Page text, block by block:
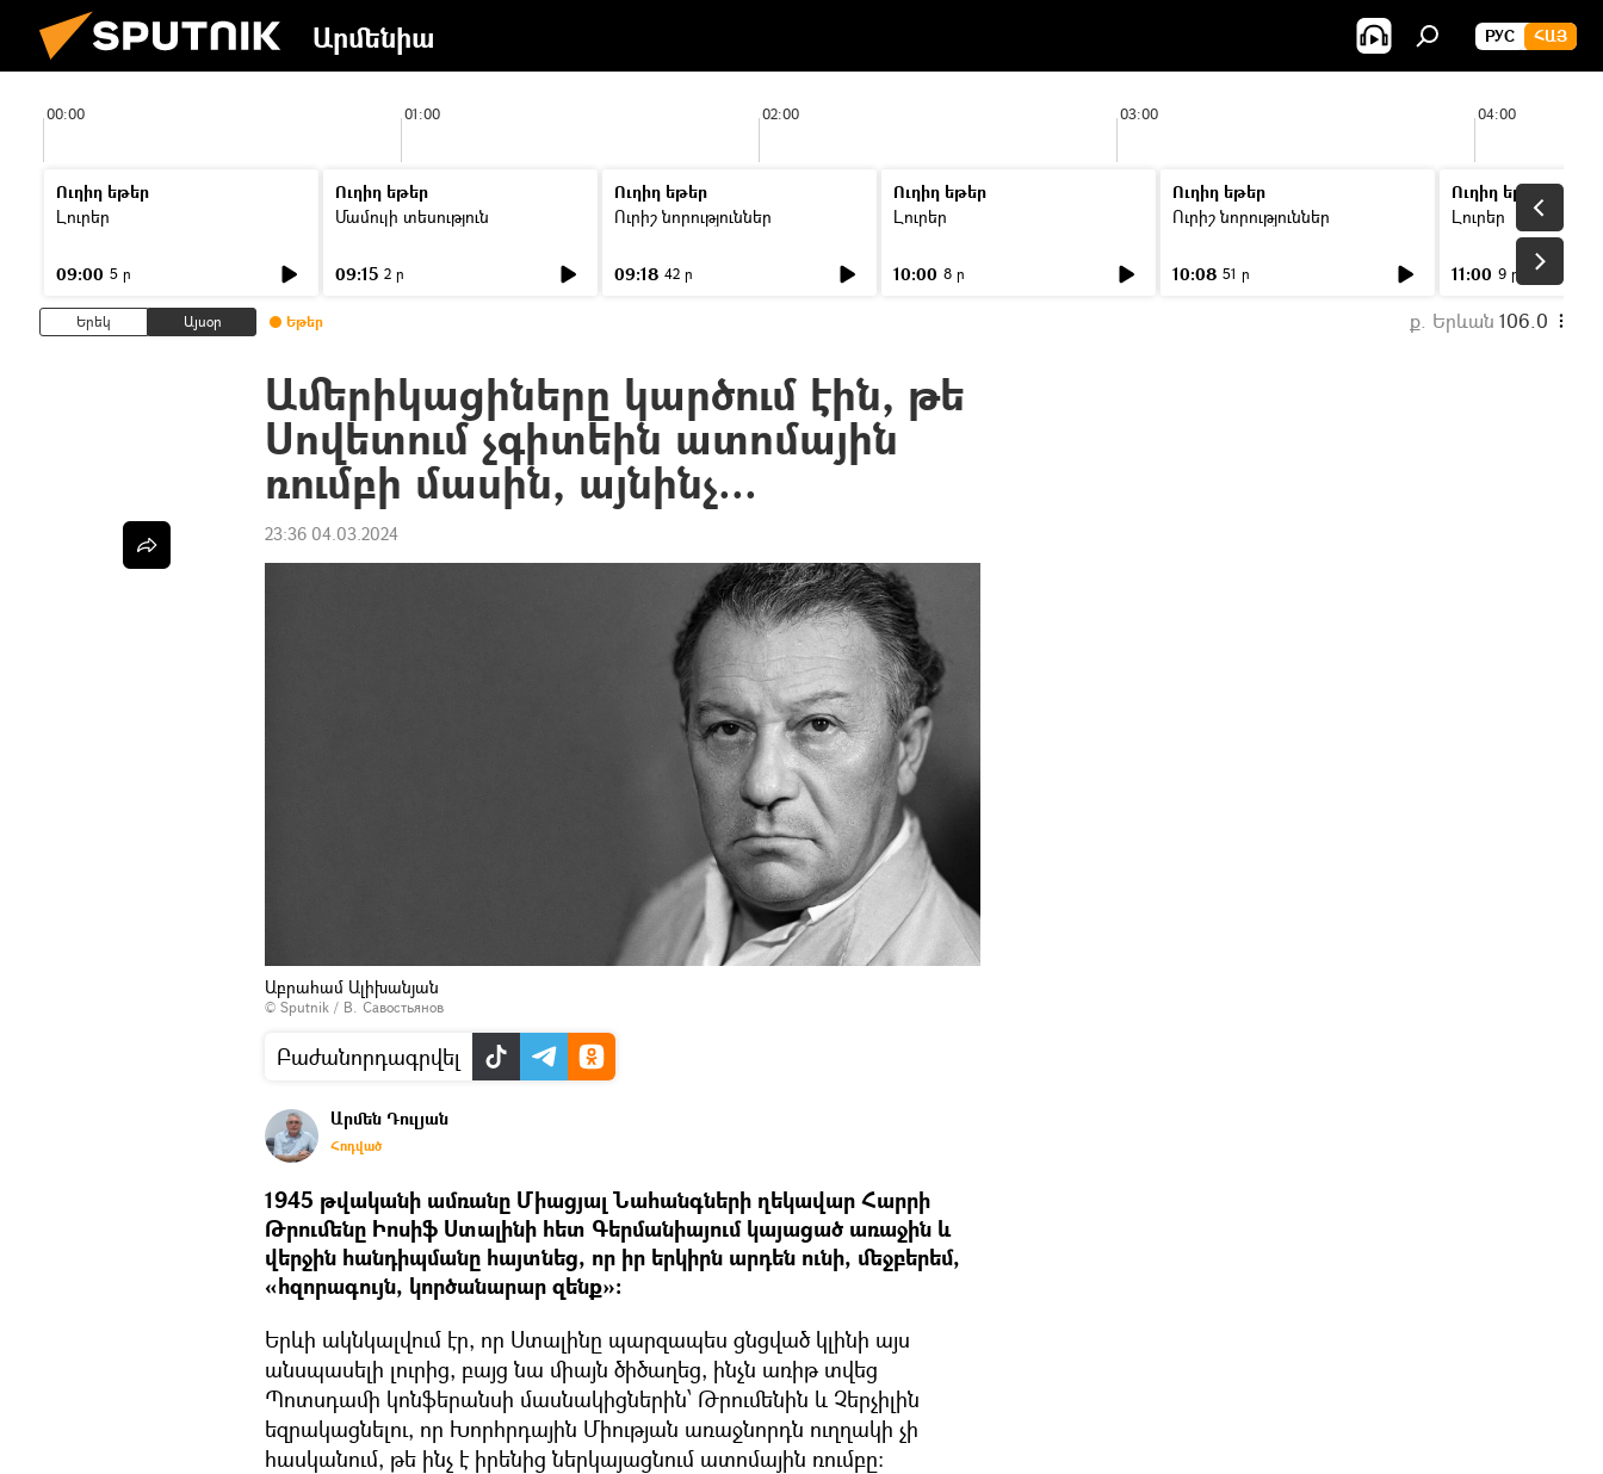
Արմենիա РУС ՀԱՅ
00:00 01:00 02:00 03:00 04:00
Ուղիղ եթեր
Լուրեր
09:00 5 ր
Ուղիղ եթեր
Մամուլի տեսություն
09:15 2 ր
Ուղիղ եթեր
Ուրիշ նորություններ
09:18 42 ր
Ուղիղ եթեր
Լուրեր
10:00 8 ր
Ուղիղ եթեր
Ուրիշ նորություններ
10:08 51 ր
Ուղիղ եթեր
Լուրեր
11:00 9 ր
Երեկ Այսօր Եթեր ք. Երևան 106.0
Ամերիկացիները կարծում էին, թե
Սովետում չգիտեին ատոմային
ռումբի մասին, այնինչ...
23:36 04.03.2024
Աբրահամ Ալիխանյան
© Sputnik / В. Савостьянов
Բաժանորդագրվել
Արմեն Դուլյան
Հոդված
1945 թվականի ամռանը Միացյալ Նահանգների ղեկավար Հարրի
Թրումենը Իոսիֆ Ստալինի հետ Գերմանիայում կայացած առաջին և
վերջին հանդիպմանը հայտնեց, որ իր երկիրն արդեն ունի, մեջբերեմ,
«հզորագույն, կործանարար զենք»։
Երևի ակնկալվում էր, որ Ստալինը պարզապես ցնցված կլինի այս
անսպասելի լուրից, բայց նա միայն ծիծաղեց, ինչն առիթ տվեց
Պոտսդամի կոնֆերանսի մասնակիցներին՝ Թրումենին և Չերչիլին
եզրակացնելու, որ Խորհրդային Միության առաջնորդն ուղղակի չի
հասկանում, թե ինչ է իրենից ներկայացնում ատոմային ռումբը։